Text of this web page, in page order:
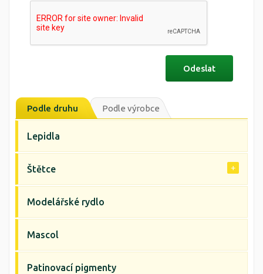
Podle druhu Podle výrobce
Lepidla
Štětce
Modelářské rydlo
Mascol
Patinovací pigmenty